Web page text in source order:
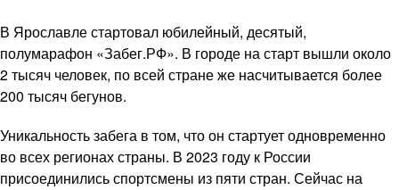
В Ярославле стартовал юбилейный, десятый,
полумарафон «Забег.РФ». В городе на старт вышли около
2 тысяч человек, по всей стране же насчитывается более
200 тысяч бегунов.
Уникальность забега в том, что он стартует одновременно
во всех регионах страны. В 2023 году к России
присоединились спортсмены из пяти стран. Сейчас на